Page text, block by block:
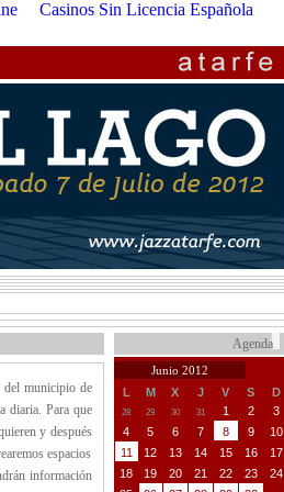
Casinos Sin Licencia Española
del municipio de
diaria. Para que
y después
espacios
información
Agenda
Junio 2012
L
M X J V S D
28 29 30 31 1 2
3
4
5 6 7 8 9
10
11
12 13 14 15 16
17
18
19 20 21 22 23
24